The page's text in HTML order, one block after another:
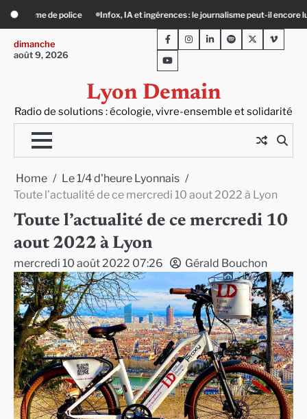
Skip
content
: le journalisme peut-il encore lutter ? Précarité, canicule, solitude : quand
dimanche
août 9, 2026
Lyon Demain
Radio de solutions : écologie, vivre-ensemble et solidarité
FacebookInstagram
LinkedInSpotifyTwitterViméo
Youtube
Home
Le 1/4 d'heure Lyonnais
Toute l’actualité de ce mercredi 10 aout 2022 à Lyon
Toute l’actualité de ce mercredi 10
aout 2022 à Lyon
mercredi 10 août 2022 07:26 Gérald Bouchon